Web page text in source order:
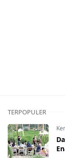
TERPOPULER